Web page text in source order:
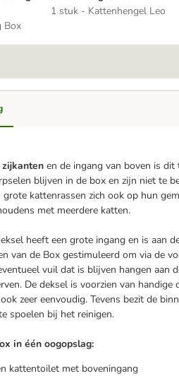
Box
1 stuk - Kattenhengel Leo
en de ingang van boven is
blijven in de box en zijn niet te
grote kattenrassen zich ook op hun
met meerdere katten.
heeft een grote ingang en is aan
van de Box gestimuleerd om via de
vuil dat is blijven hangen
De deksel is voorzien van
zeer eenvoudig. Tevens bezit de
spoelen bij het reinigen.
in één oogopslag:
kattentoilet met boveningang